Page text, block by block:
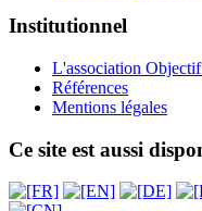
Institutionnel
L'association
Références
Mentions légales
Ce site est aussi